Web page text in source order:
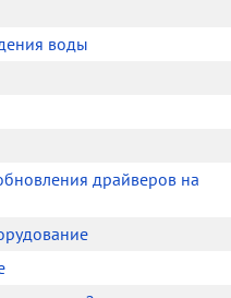
воды
драйверов на